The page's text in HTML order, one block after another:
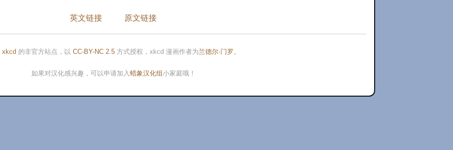
英文链接 原文链接
xkcd 的非官方站点，以 CC-BY-NC 2.5方式授权，xkcd 漫画作者为兰德尔·门罗。
如果对汉化感兴趣，可以申请加入蜡象汉化组小家庭哦！